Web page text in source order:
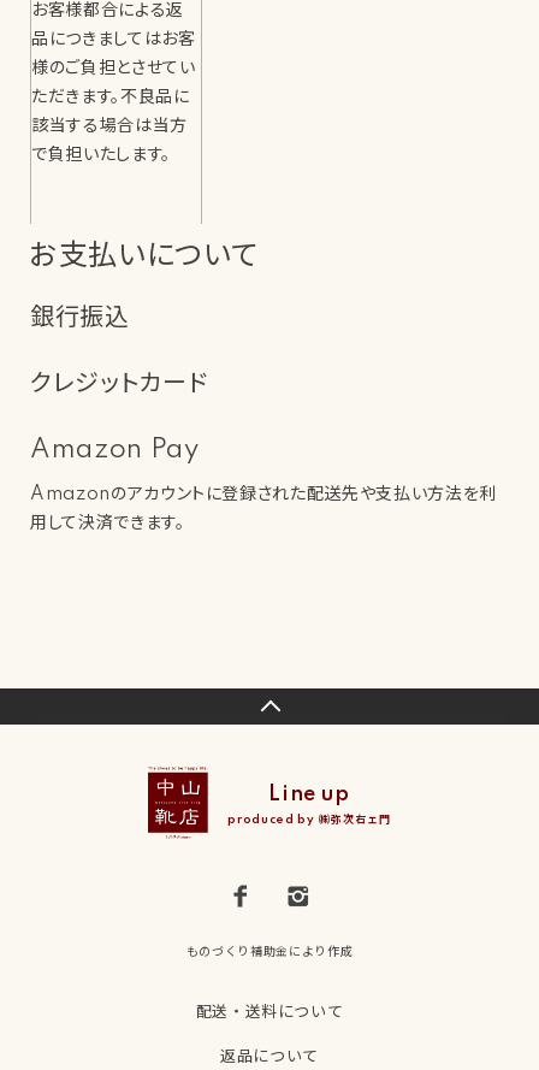
お客様都合による返
品につきましてはお客
様のご負担とさせてい
ただきます。不良品に
該当する場合は当方
で負担いたします。
お支払いについて
銀行振込
クレジットカード
Amazon Pay
Amazonのアカウントに登録された配送先や支払い方法を利
用して決済できます。
Line up
produced by ㈱弥次右ェ門
ものづくり補助金により作成
配送・送料について
返品について